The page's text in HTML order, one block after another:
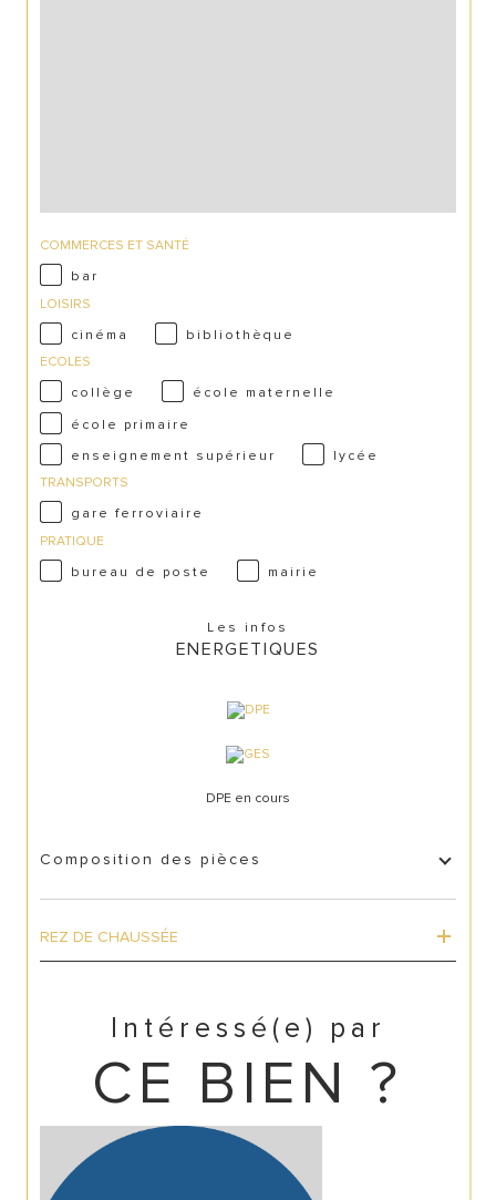
COMMERCES ET SANTÉ
bar
LOISIRS
cinéma
bibliothèque
ECOLES
collège
école maternelle
école primaire
enseignement supérieur
lycée
TRANSPORTS
gare ferroviaire
PRATIQUE
bureau de poste
mairie
Les infos
ENERGETIQUES
DPE en cours
Composition des pièces
REZ DE CHAUSSÉE
Intéressé(e) par
CE BIEN ?